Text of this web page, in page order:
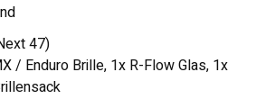
47)
/ Enduro Brille, 1x R-Flow Glas, 1x